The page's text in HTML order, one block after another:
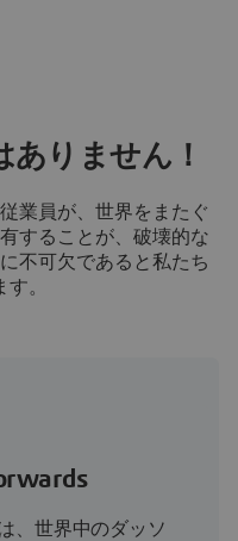
ありません！
業員が、世界をまたぐ
することが、破壊的な
不可欠であると私たち
。
、世界中のダッソ